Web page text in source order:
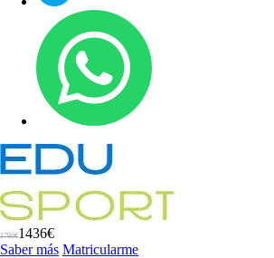
1795€1436€
Saber más Matricularme